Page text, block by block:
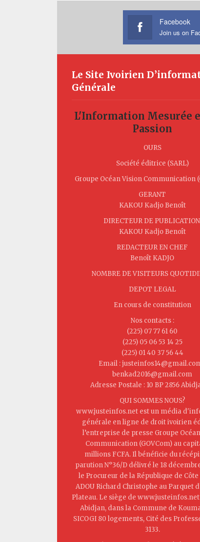
Facebook
Join us on
Le Site Ivoirien
Générale
L'Information Mesurée
Passion
OURS
Société éditrice (SARL)
Groupe Océan Vision Communication
GERANT
KAKOU Kadjo Benoît
DIRECTEUR DE
KAKOU Kadjo Benoît
REDACTEUR EN CHEF
Benoît KADJO
NOMBRE DE VISITEURS
DEPOT LEGAL
En cours de constitution
Nos contacts :
(225) 07 77 61 60
(225) 05 06 53 14 25
(225) 01 40 37 56 44
Email :
benkad2016@gmail.com
Adresse Postale : 10 BP 2856
QUI SOMMES NOUS?
www.justeinfos.net est un média
générale en ligne de droit ivoirien
l’entreprise de presse Groupe
Communication (GOVCom) au
millions FCFA. Il bénéficie du
parution N°36/D délivré le 18
le Procureur de la République de Côte
ADOU Richard Christophe au Parquet
Plateau. Le siège de
Abidjan, dans la Commune de
SICOGI 80 logements, Cité des
3133.